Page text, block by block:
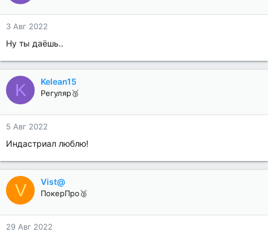
3 Авг 2022
Ну ты даёшь..
K Kelean15
Регуляр🥉
5 Авг 2022
Индастриал люблю!
V Vist@
ПокерПро🥈
29 Авг 2022